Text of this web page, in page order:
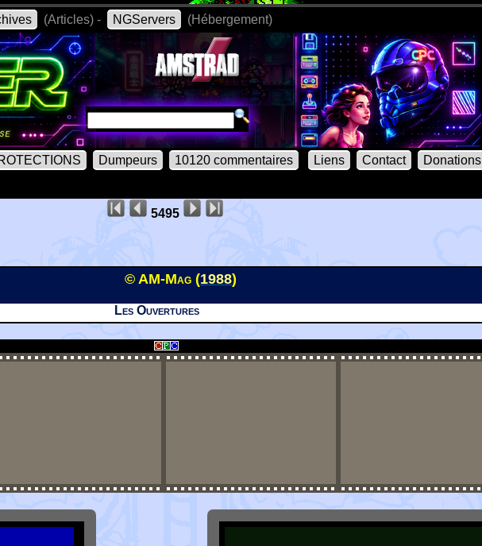
(Articles) - NGServers (Hébergement)
Dumpeurs 10120 commentaires Liens Contact Donations
5495
© AM-Mag (1988)
Les Ouvertures